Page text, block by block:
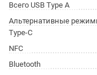
Всего USB Type A
Альтернативные
Type-C
NFC
Bluetooth